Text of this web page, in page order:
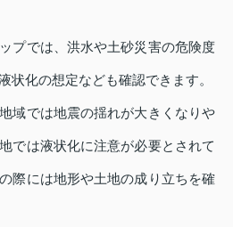
プでは、洪水や土砂災害の危険度
状化の想定なども確認できます。
域では地震の揺れが大きくなりや
では液状化に注意が必要とされて
際には地形や土地の成り立ちを確